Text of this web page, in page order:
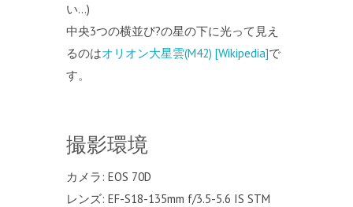
い…)
中央3つの横並び?の星の下に光って見え
るのはオリオン大星雲(M42) [Wikipedia]で
す。
撮影環境
カメラ: EOS 70D
レンズ: EF-S18-135mm f/3.5-5.6 IS STM